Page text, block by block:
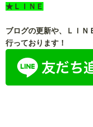
★ＬＩＮＥ
ブログの更新や、ＬＩＮ
行っております！